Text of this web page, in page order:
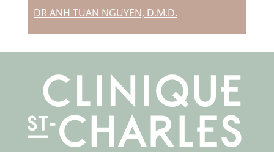
DR ANH TUAN NGUYEN, D.M.D.